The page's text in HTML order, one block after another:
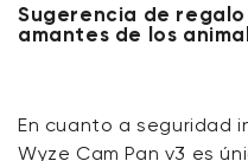
Sugerencia de regalo
las luces grandes
Sugerencia de regalo
Sugerencia de
amantes de los
En cuanto a seguridad
Wyze Cam Pan v3 es